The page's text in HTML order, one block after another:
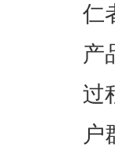
仁
产
过
户